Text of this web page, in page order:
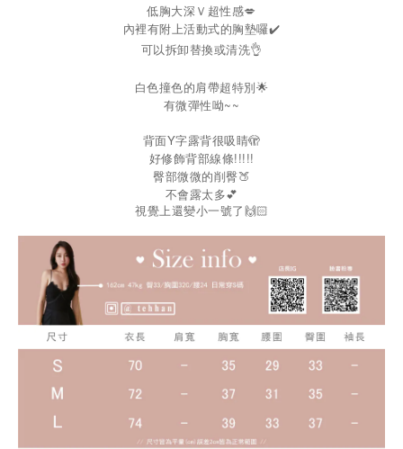
低胸大深Ｖ超性感💋
內裡有附上活動式的胸墊囉✔️
可以拆卸替換或清洗👌
白色撞色的肩帶超特別🌟
有微彈性呦~~
背面Y字露背很吸睛🫣
好修飾背部線條!!!!!
臀部微微的削臀🍑
不會露太多💕
視覺上還變小一號了 🙌🏻